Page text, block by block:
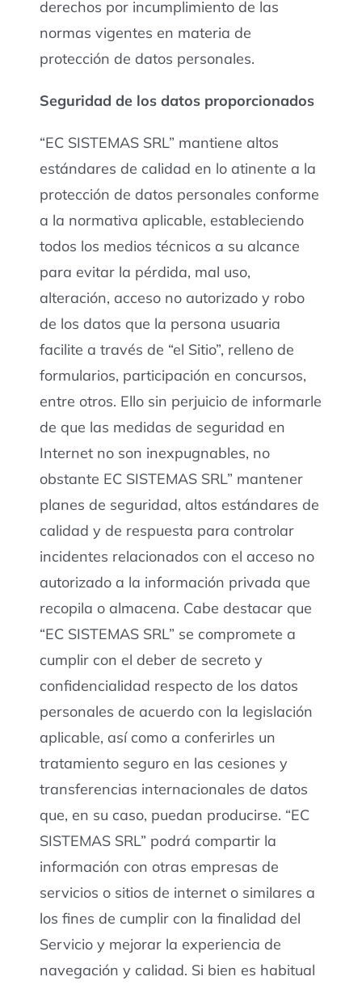
derechos por incumplimiento de las
normas vigentes en materia de
protección de datos personales.
Seguridad de los datos proporcionados
“EC SISTEMAS SRL” mantiene altos
estándares de calidad en lo atinente a la
protección de datos personales conforme
a la normativa aplicable, estableciendo
todos los medios técnicos a su alcance
para evitar la pérdida, mal uso,
alteración, acceso no autorizado y robo
de los datos que la persona usuaria
facilite a través de “el Sitio”, relleno de
formularios, participación en concursos,
entre otros. Ello sin perjuicio de informarle
de que las medidas de seguridad en
Internet no son inexpugnables, no
obstante EC SISTEMAS SRL” mantener
planes de seguridad, altos estándares de
calidad y de respuesta para controlar
incidentes relacionados con el acceso no
autorizado a la información privada que
recopila o almacena. Cabe destacar que
“EC SISTEMAS SRL” se compromete a
cumplir con el deber de secreto y
confidencialidad respecto de los datos
personales de acuerdo con la legislación
aplicable, así como a conferirles un
tratamiento seguro en las cesiones y
transferencias internacionales de datos
que, en su caso, puedan producirse. “EC
SISTEMAS SRL” podrá compartir la
información con otras empresas de
servicios o sitios de internet o similares a
los fines de cumplir con la finalidad del
Servicio y mejorar la experiencia de
navegación y calidad. Si bien es habitual